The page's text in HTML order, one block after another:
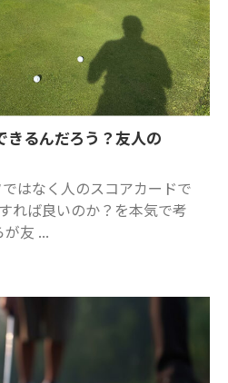
きるんだろう？友人の
はなく人のスコアカードで
れば良いのか？を本気で考
友 ...